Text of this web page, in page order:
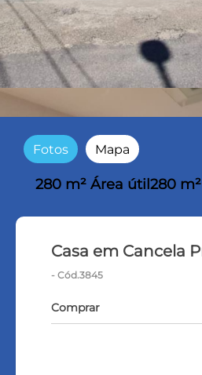
Fotos Mapa
280 m² Área útil 280
Casa em Cancela
- Cód.3845
Comprar